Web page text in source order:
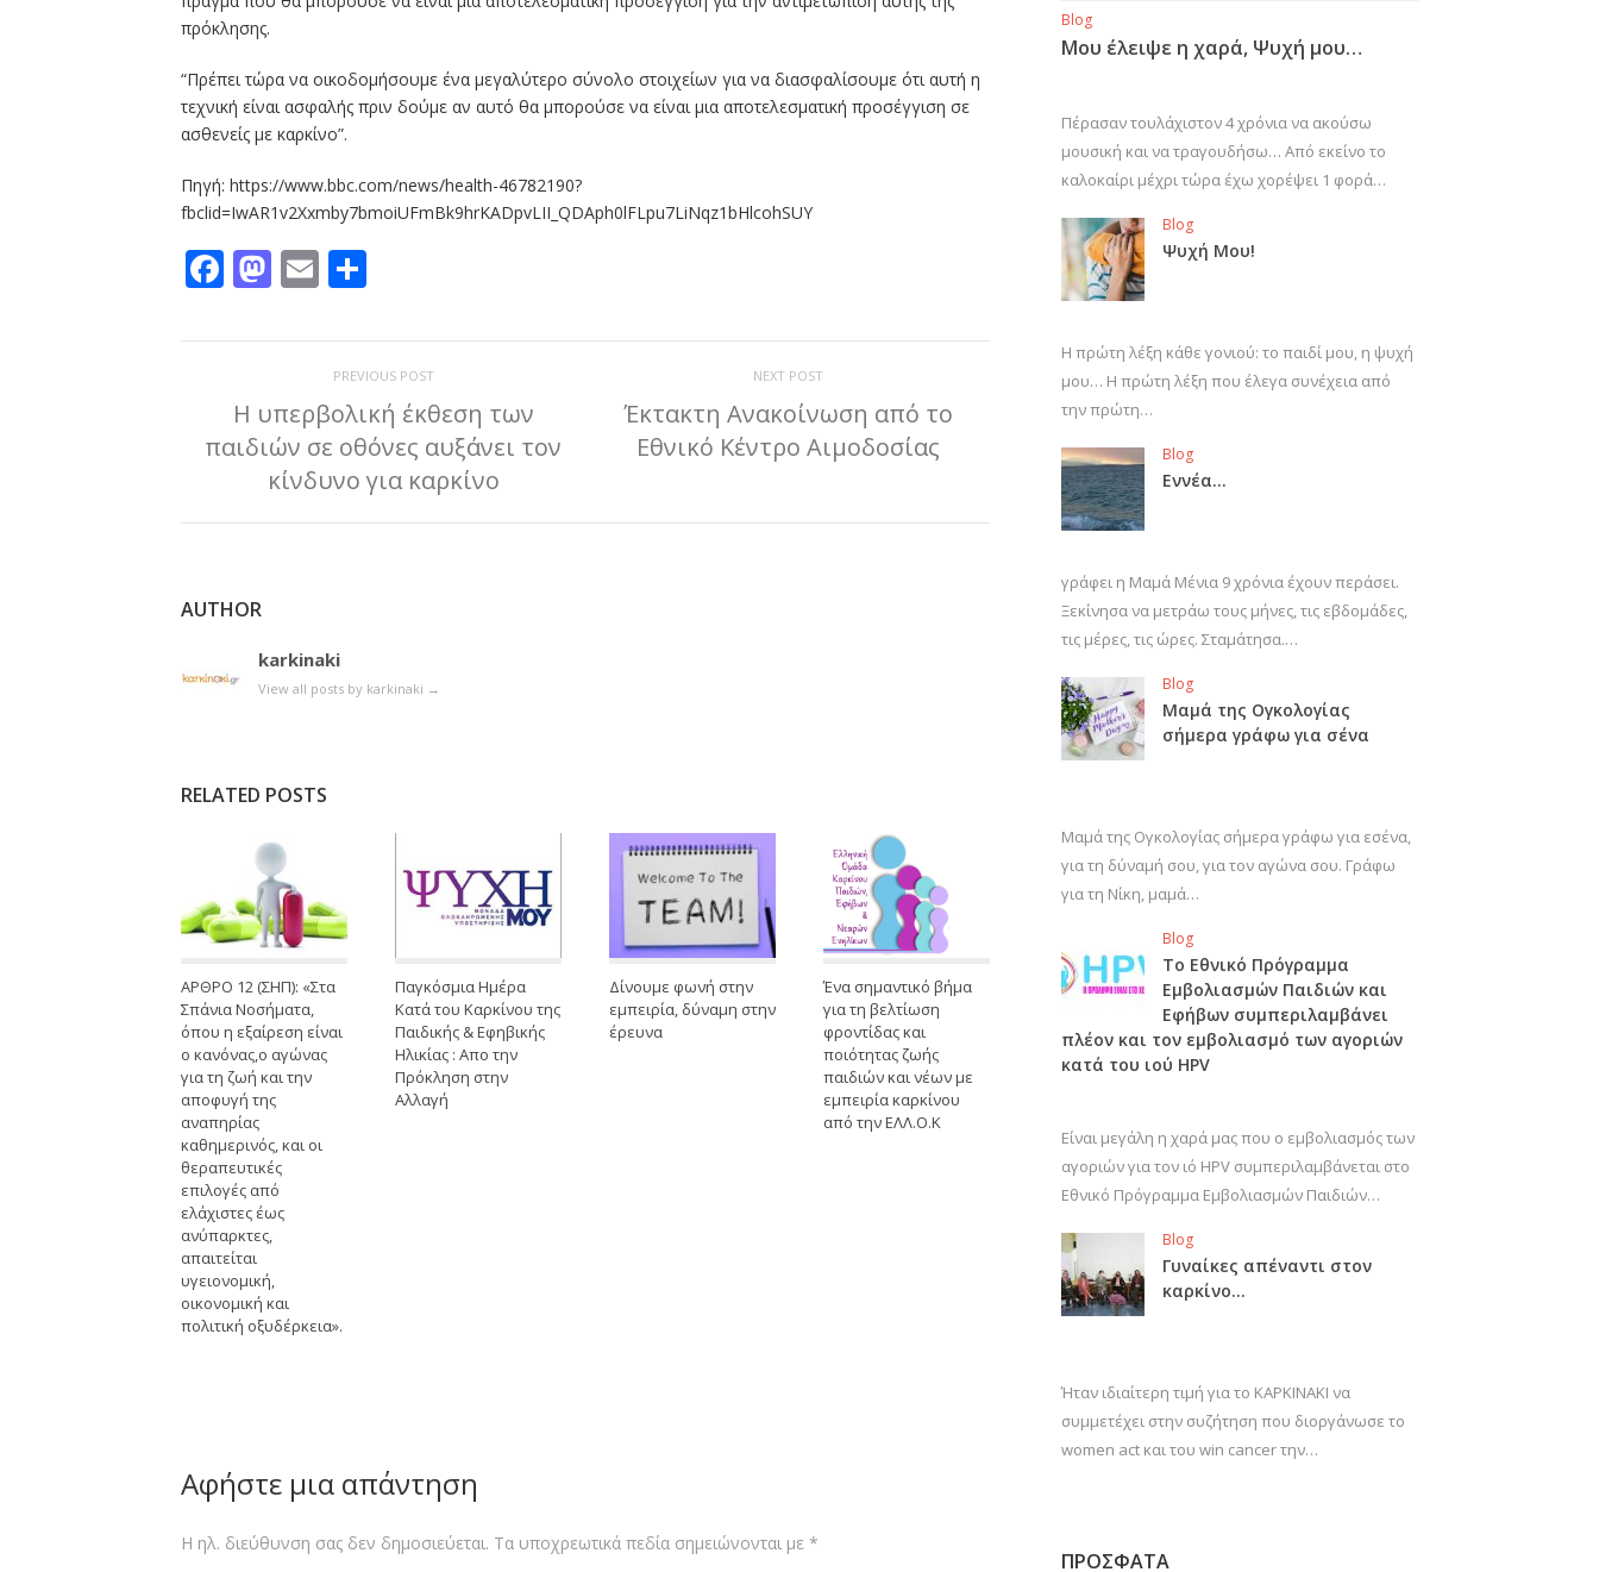
πρόκλησης.
“Πρέπει τώρα να οικοδομήσουμε ένα μεγαλύτερο σύνολο στοιχείων για να διασφαλίσουμε ότι αυτή η
τεχνική είναι ασφαλής πριν δούμε αν αυτό θα μπορούσε να είναι μια αποτελεσματική προσέγγιση σε
ασθενείς με καρκίνο”.
Πηγή: https://www.bbc.com/news/health-46782190?
fbclid=IwAR1v2Xxmby7bmoiUFmBk9hrKADpvLII_QDAph0lFLpu7LiNqz1bHlcohSUY
Facebook
Mastodon
Email
PREVIOUS POST
Η υπερβολική έκθεση των
παιδιών σε οθόνες αυξάνει τον
κίνδυνο για καρκίνο
NEXT POST
Έκτακτη Ανακοίνωση από το
Εθνικό Κέντρο Αιμοδοσίας
AUTHOR
karkinaki
View all posts by karkinaki →
RELATED POSTS
ΑΡΘΡΟ 12 (ΣΗΠ): «Στα
Σπάνια Νοσήματα,
όπου η εξαίρεση είναι
ο κανόνας,ο αγώνας
για τη ζωή και την
αποφυγή της
αναπηρίας
καθημερινός, και οι
θεραπευτικές
επιλογές από
ελάχιστες έως
ανύπαρκτες,
απαιτείται
υγειονομική,
οικονομική και
πολιτική οξυδέρκεια».
Παγκόσμια Ημέρα
Κατά του Καρκίνου της
Παιδικής & Εφηβικής
Ηλικίας : Απο την
Πρόκληση στην
Αλλαγή
Δίνουμε φωνή στην
εμπειρία, δύναμη στην
έρευνα
Ένα σημαντικό βήμα
για τη βελτίωση
φροντίδας και
ποιότητας ζωής
παιδιών και νέων με
εμπειρία καρκίνου
από την ΕΛΛ.Ο.Κ
Αφήστε μια απάντηση
Η ηλ. διεύθυνση σας δεν δημοσιεύεται. Τα υποχρεωτικά πεδία σημειώνονται με *
Blog
Μου έλειψε η χαρά, Ψυχή μου…
Πέρασαν τουλάχιστον 4 χρόνια να ακούσω
μουσική και να τραγουδήσω… Από εκείνο το
καλοκαίρι μέχρι τώρα έχω χορέψει 1 φορά…
Blog
Ψυχή Μου!
Η πρώτη λέξη κάθε γονιού: το παιδί μου, η ψυχή
μου… Η πρώτη λέξη που έλεγα συνέχεια από
την πρώτη…
Blog
Εννέα…
γράφει η Μαμά Μένια 9 χρόνια έχουν περάσει.
Ξεκίνησα να μετράω τους μήνες, τις εβδομάδες,
τις μέρες, τις ώρες. Σταμάτησα.…
Blog
Μαμά της Ογκολογίας
σήμερα γράφω για σένα
Μαμά της Ογκολογίας σήμερα γράφω για εσένα,
για τη δύναμή σου, για τον αγώνα σου. Γράφω
για τη Νίκη, μαμά…
Blog
Το Εθνικό Πρόγραμμα
Εμβολιασμών Παιδιών και
Εφήβων συμπεριλαμβάνει
πλέον και τον εμβολιασμό των αγοριών
κατά του ιού HPV
Είναι μεγάλη η χαρά μας που ο εμβολιασμός των
αγοριών για τον ιό HPV συμπεριλαμβάνεται στο
Εθνικό Πρόγραμμα Εμβολιασμών Παιδιών…
Blog
Γυναίκες απέναντι στον
καρκίνο…
Ήταν ιδιαίτερη τιμή για το ΚΑΡΚΙΝΑΚΙ να
συμμετέχει στην συζήτηση που διοργάνωσε το
women act και του win cancer την…
ΠΡΟΣΦΑΤΑ